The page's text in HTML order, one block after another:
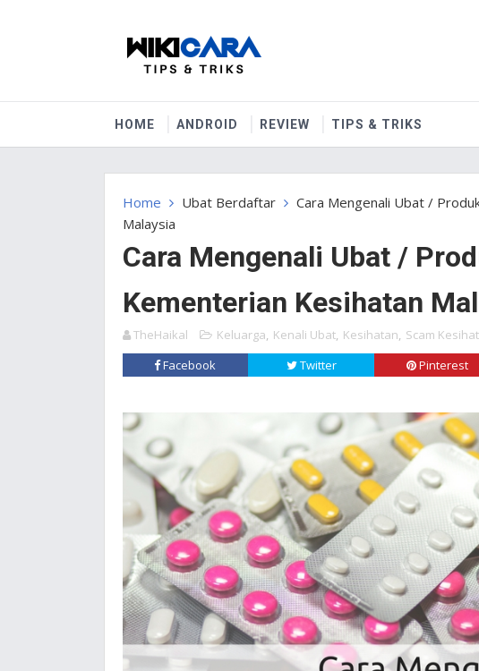
HOME ANDROID REVIEW TIPS & TRIKS
Home Ubat Berdaftar
Cara Mengenali Ubat /
Malaysia
Cara Mengenali Ubat /
Kementerian Kesihatan
TheHaikal Keluarga, Kenali Ubat, Kesihatan, Scam
Facebook
Twitter Pinterest